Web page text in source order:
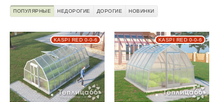
ПОПУЛЯРНЫЕ НЕДОРОГИЕ ДОРОГИЕ НОВИНКИ
KASPI RED 0-0-6 KASPI RED 0-0-6